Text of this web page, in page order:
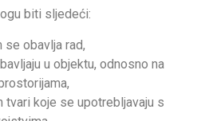
biti sljedeći:
obavlja rad,
u objektu, odnosno na
tvari koje se upotrebljavaju s